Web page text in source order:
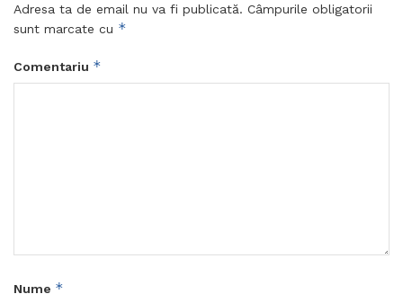
Adresa ta de email nu va fi publicată. Câmpurile obligatorii
sunt marcate cu *
Comentariu *
Nume *